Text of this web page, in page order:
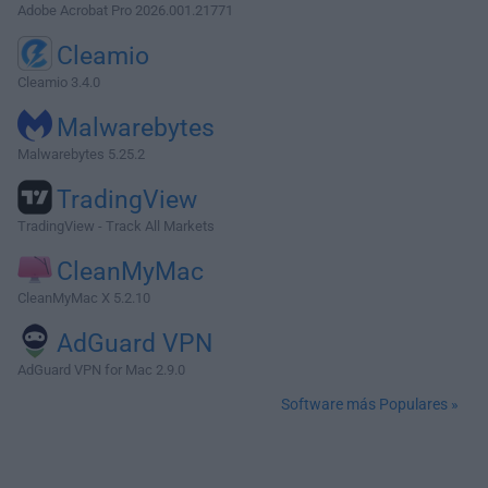
Adobe Acrobat Pro 2026.001.21771
Cleamio
Cleamio 3.4.0
Malwarebytes
Malwarebytes 5.25.2
TradingView
TradingView - Track All Markets
CleanMyMac
CleanMyMac X 5.2.10
AdGuard VPN
AdGuard VPN for Mac 2.9.0
Software más Populares »